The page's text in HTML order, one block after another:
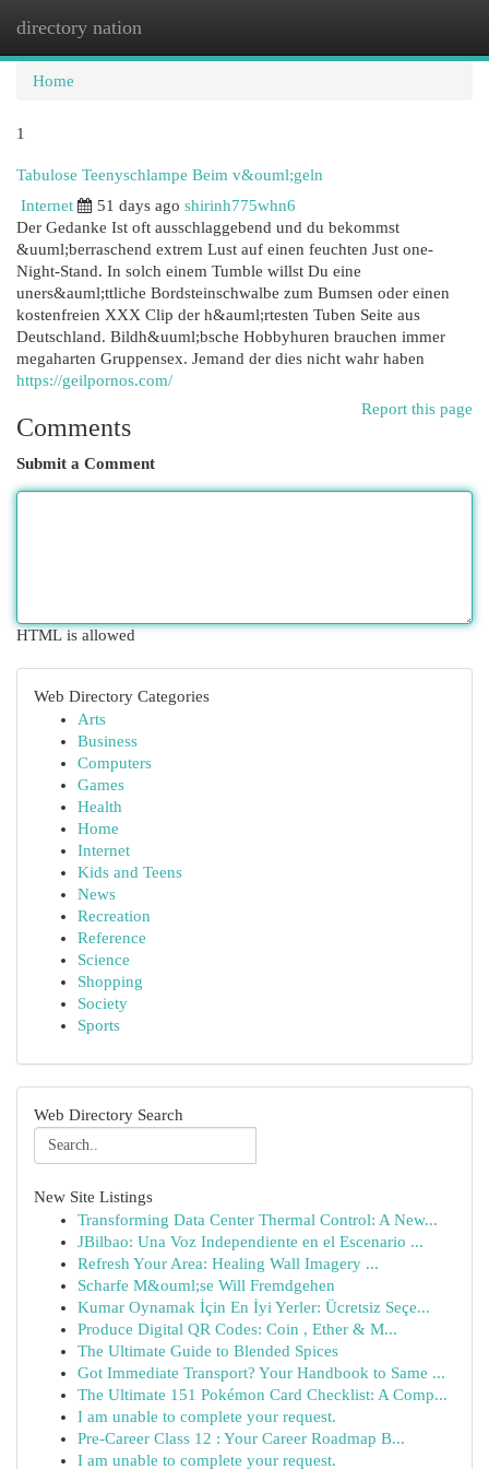
directory nation
Home
1
Tabulose Teenyschlampe Beim v&ouml;geln
Internet
51 days ago shirinh775whn6
Der Gedanke Ist oft ausschlaggebend und du bekommst
&uuml;berraschend extrem Lust auf einen feuchten Just one-
Night-Stand. In solch einem Tumble willst Du eine
uners&auml;ttliche Bordsteinschwalbe zum Bumsen oder einen
kostenfreien XXX Clip der h&auml;rtesten Tuben Seite aus
Deutschland. Bildh&uuml;bsche Hobbyhuren brauchen immer
megaharten Gruppensex. Jemand der dies nicht wahr haben
https://geilpornos.com/
Report this page
Comments
Submit a Comment
HTML is allowed
Web Directory Categories
Arts
Business
Computers
Games
Health
Home
Internet
Kids and Teens
News
Recreation
Reference
Science
Shopping
Society
Sports
Web Directory Search
New Site Listings
Transforming Data Center Thermal Control: A New...
JBilbao: Una Voz Independiente en el Escenario ...
Refresh Your Area: Healing Wall Imagery ...
Scharfe M&ouml;se Will Fremdgehen
Kumar Oynamak İçin En İyi Yerler: Ücretsiz Seçe...
Produce Digital QR Codes: Coin , Ether & M...
The Ultimate Guide to Blended Spices
Got Immediate Transport? Your Handbook to Same ...
The Ultimate 151 Pokémon Card Checklist: A Comp...
I am unable to complete your request.
Pre-Career Class 12 : Your Career Roadmap B...
I am unable to complete your request.